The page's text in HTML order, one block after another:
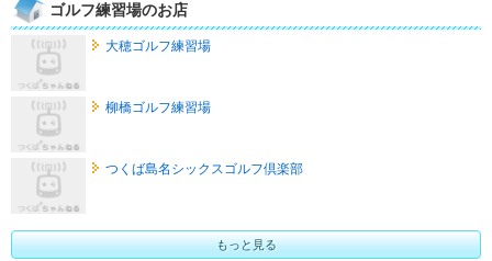
ゴルフ練習場のお店
大穂ゴルフ練習場
柳橋ゴルフ練習場
つくば島名シックスゴルフ倶楽部
もっと見る